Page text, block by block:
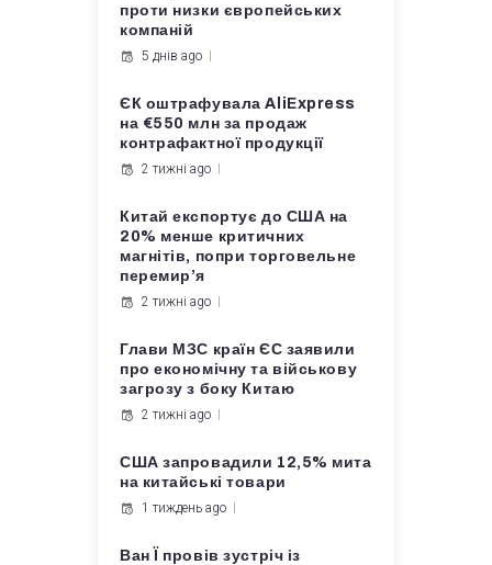
проти низки європейських
компаній
5 днів ago
ЄК оштрафувала AliExpress
на €550 млн за продаж
контрафактної продукції
2 тижні ago
Китай експортує до США на
20% менше критичних
магнітів, попри торговельне
перемир’я
2 тижні ago
Глави МЗС країн ЄС заявили
про економічну та військову
загрозу з боку Китаю
2 тижні ago
США запровадили 12,5% мита
на китайські товари
1 тиждень ago
Ван Ї провів зустріч із